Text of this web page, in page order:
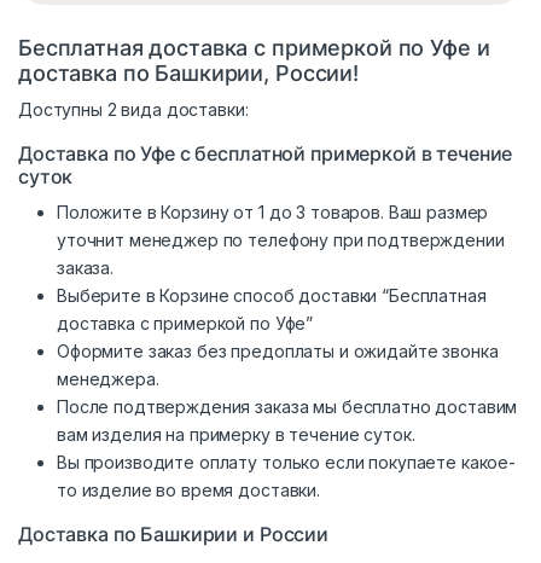
Бесплатная доставка с примеркой по Уфе и
доставка по Башкирии, России!
Доступны 2 вида доставки:
Доставка по Уфе с бесплатной примеркой в течение
суток
Положите в Корзину от 1 до 3 товаров. Ваш размер
уточнит менеджер по телефону при подтверждении
заказа.
Выберите в Корзине способ доставки “Бесплатная
доставка с примеркой по Уфе”
Оформите заказ без предоплаты и ожидайте звонка
менеджера.
После подтверждения заказа мы бесплатно доставим
вам изделия на примерку в течение суток.
Вы производите оплату только если покупаете какое-
то изделие во время доставки.
Доставка по Башкирии и России